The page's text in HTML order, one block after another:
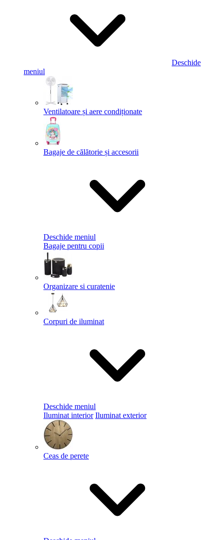
Deschide
meniul
Ventilatoare și aere condiționate
Bagaje de călătorie și accesorii
Deschide meniul
Bagaje pentru copii
Organizare si curatenie
Corpuri de iluminat
Deschide meniul
Iluminat interior Iluminat exterior
Ceas de perete